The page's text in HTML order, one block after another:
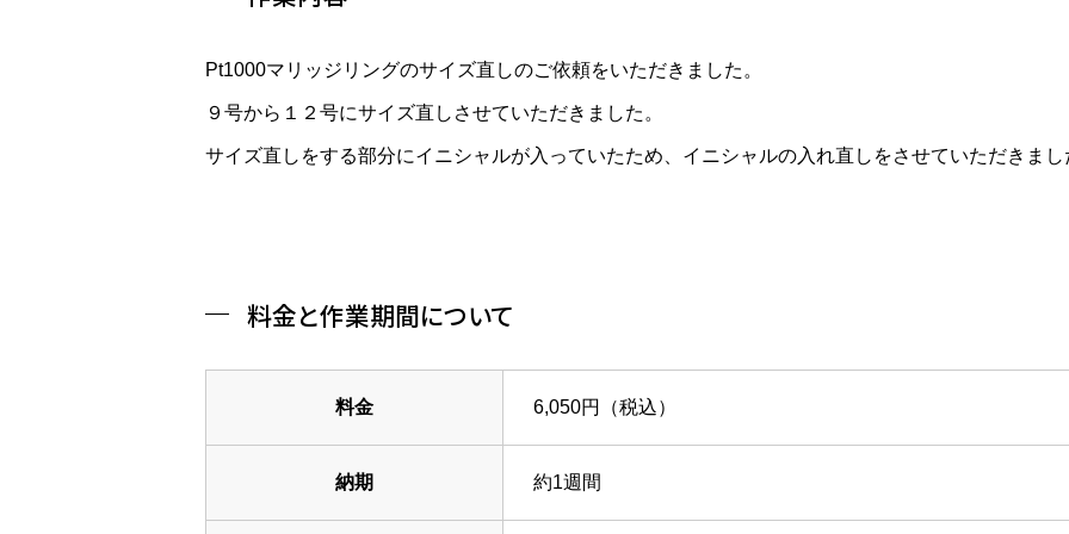
Pt1000マリッジリングのサイズ直しのご依頼をいただきました。
９号から１２号にサイズ直しさせていただきました。
サイズ直しをする部分にイニシャルが入っていたため、イニシャルの入れ直しをさせていただきまし
料金と作業期間について
料金 6,050円（税込）
納期 約1週間